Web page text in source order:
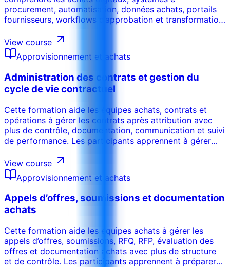
procurement, automatisation, données achats, portails
fournisseurs, workflows d’approbation et transformation
identifier les opportunités digitales, améliorer l’efficacité
processus, soutenir l’adoption et créer de la valeur
mesurable.
View course
Approvisionnement et achats
Administration des contrats et gestion du
cycle de vie contractuel
Cette formation aide les équipes achats, contrats et
opérations à gérer les contrats après attribution avec
plus de contrôle, documentation, communication et suivi
de performance. Les participants apprennent à gérer
performance fournisseur et clôture contractuelle.
View course
Approvisionnement et achats
Appels d’offres, soumissions et documentation
achats
Cette formation aide les équipes achats à gérer les
appels d’offres, soumissions, RFQ, RFP, évaluation des
offres et documentation achats avec plus de structure
et de contrôle. Les participants apprennent à préparer